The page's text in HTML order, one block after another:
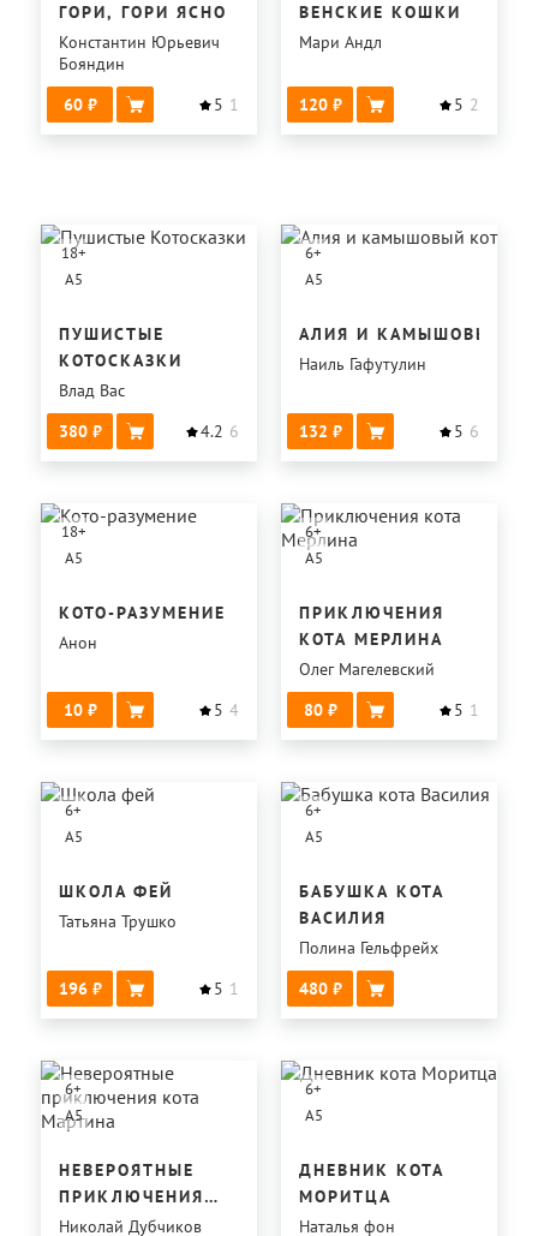
ГОРИ, ГОРИ ЯСНО
Константин Юрьевич
Бояндин
60
5 1
ВЕНСКИЕ КОШКИ
Мари Андл
120 5 2
18+
A5
ПУШИСТЫЕ
КОТОСКАЗКИ
Влад Вас
380
4.2 6
6+
A5
АЛИЯ И КАМЫШОВЫЙ
Наиль Гафутулин
132 5 6
18+
A5
КОТО-РАЗУМЕНИЕ
Анон
10 5 4
6+
A5
ПРИКЛЮЧЕНИЯ
КОТА МЕРЛИНА
Олег Магелевский
80
5 1
6+
A5
ШКОЛА ФЕЙ
Татьяна Трушко
196 5 1
6+
A5
БАБУШКА КОТА
ВАСИЛИЯ
Полина Гельфрейх
480
6+
A5
НЕВЕРОЯТНЫЕ
ПРИКЛЮЧЕНИЯ
КОТА МАРТИНА
Николай Дубчиков
6+
A5
ДНЕВНИК КОТА
МОРИТЦА
Наталья фон